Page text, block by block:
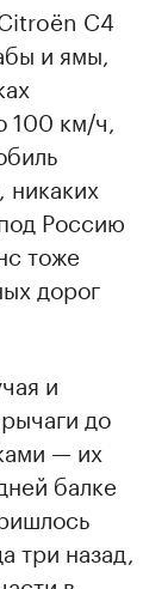
С4
и ямы,
100 км/ч,
Россию
тоже
дорог
и
до
— их
балке
три назад,